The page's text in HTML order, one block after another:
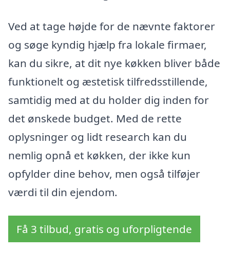
Ved at tage højde for de nævnte faktorer
og søge kyndig hjælp fra lokale firmaer,
kan du sikre, at dit nye køkken bliver både
funktionelt og æstetisk tilfredsstillende,
samtidig med at du holder dig inden for
det ønskede budget. Med de rette
oplysninger og lidt research kan du
nemlig opnå et køkken, der ikke kun
opfylder dine behov, men også tilføjer
værdi til din ejendom.
Få 3 tilbud, gratis og uforpligtende